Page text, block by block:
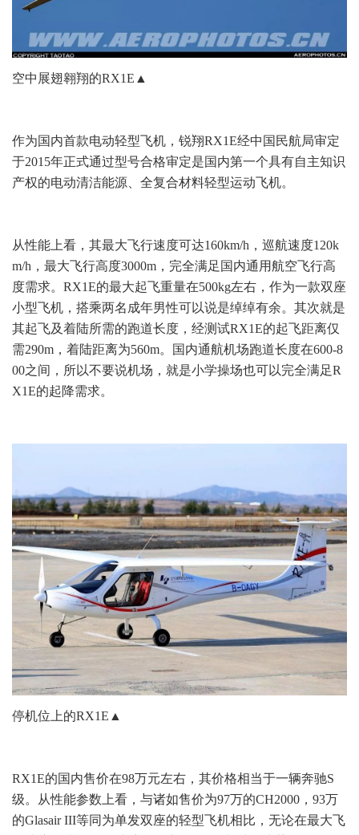
空中展翅翱翔的RX1E▲
作为国内首款电动轻型飞机，锐翔RX1E经中国民航局审定
于2015年正式通过型号合格审定是国内第一个具有自主知识
产权的电动清洁能源、全复合材料轻型运动飞机。
从性能上看，其最大飞行速度可达160km/h，巡航速度120k
m/h，最大飞行高度3000m，完全满足国内通用航空飞行高
度需求。RX1E的最大起飞重量在500kg左右，作为一款双座
小型飞机，搭乘两名成年男性可以说是绰绰有余。其次就是
其起飞及着陆所需的跑道长度，经测试RX1E的起飞距离仅
需290m，着陆距离为560m。国内通航机场跑道长度在600-8
00之间，所以不要说机场，就是小学操场也可以完全满足R
X1E的起降需求。
停机位上的RX1E▲
RX1E的国内售价在98万元左右，其价格相当于一辆奔驰S
级。
从性能参数上看，与诸如售价为97万的CH2000，93万
的Glasair III等同为单发双座的轻型飞机相比，无论在最大飞